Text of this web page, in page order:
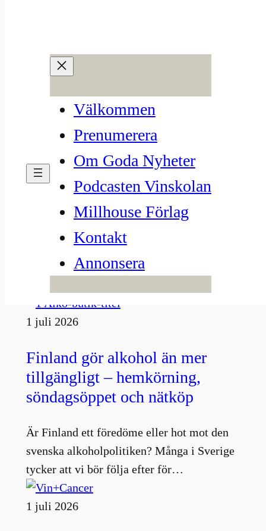
Välkommen
Prenumerera
Om Goda Nyheter
Podcasten Vinskolan
Millhouse Förlag
Kontakt
Annonsera
feb 20, 2025—avMillhouse
Vinregion, Vinskolan
Fler nyheter
1 juli 2026
Finland gör alkohol än mer
tillgängligt – hemkörning,
söndagsöppet och nätköp
Är Finland ett föredöme eller hot mot den
svenska alkoholpolitiken? Många i Sverige
tycker att vi bör följa efter för…
1 juli 2026